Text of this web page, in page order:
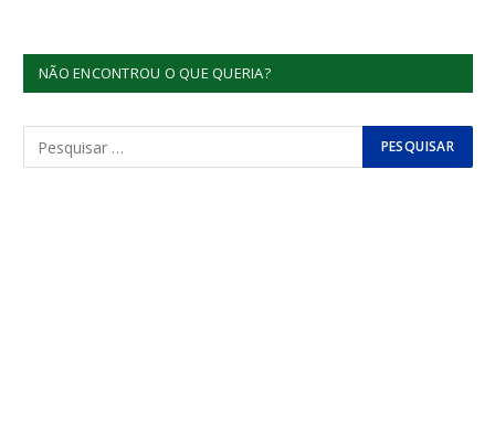
NÃO ENCONTROU O QUE QUERIA?